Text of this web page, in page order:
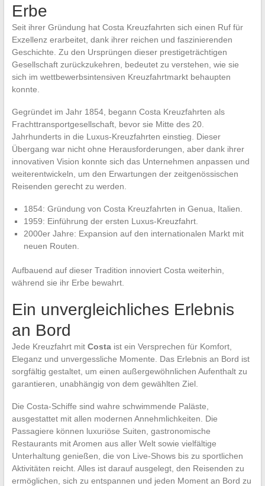
Erbe
Seit ihrer Gründung hat Costa Kreuzfahrten sich einen Ruf für
Exzellenz erarbeitet, dank ihrer reichen und faszinierenden
Geschichte. Zu den Ursprüngen dieser prestigeträchtigen
Gesellschaft zurückzukehren, bedeutet zu verstehen, wie sie
sich im wettbewerbsintensiven Kreuzfahrtmarkt behaupten
konnte.
Gegründet im Jahr 1854, begann Costa Kreuzfahrten als
Frachttransportgesellschaft, bevor sie Mitte des 20.
Jahrhunderts in die Luxus-Kreuzfahrten einstieg. Dieser
Übergang war nicht ohne Herausforderungen, aber dank ihrer
innovativen Vision konnte sich das Unternehmen anpassen und
weiterentwickeln, um den Erwartungen der zeitgenössischen
Reisenden gerecht zu werden.
1854: Gründung von Costa Kreuzfahrten in Genua, Italien.
1959: Einführung der ersten Luxus-Kreuzfahrt.
2000er Jahre: Expansion auf den internationalen Markt mit
neuen Routen.
Aufbauend auf dieser Tradition innoviert Costa weiterhin,
während sie ihr Erbe bewahrt.
Ein unvergleichliches Erlebnis
an Bord
Jede Kreuzfahrt mit Costaist ein Versprechen für Komfort,
Eleganz und unvergessliche Momente. Das Erlebnis an Bord ist
sorgfältig gestaltet, um einen außergewöhnlichen Aufenthalt zu
garantieren, unabhängig von dem gewählten Ziel.
Die Costa-Schiffe sind wahre schwimmende Paläste,
ausgestattet mit allen modernen Annehmlichkeiten. Die
Passagiere können luxuriöse Suiten, gastronomische
Restaurants mit Aromen aus aller Welt sowie vielfältige
Unterhaltung genießen, die von Live-Shows bis zu sportlichen
Aktivitäten reicht. Alles ist darauf ausgelegt, den Reisenden zu
ermöglichen, sich zu entspannen und jeden Moment an Bord zu